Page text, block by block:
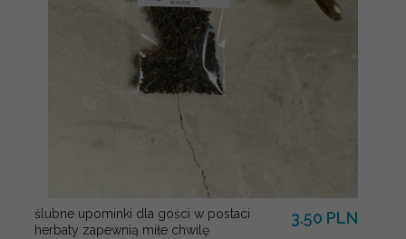
ślubne upominki dla gości w postaci
herbaty zapewnią miłe chwilę
3.50 PLN